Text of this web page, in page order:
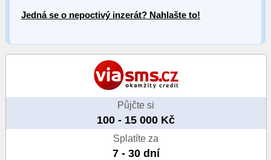
Jedná se o nepoctivý inzerát? Nahlašte to!
Půjčte si
100 - 15 000 Kč
Splatíte za
7 - 30 dní